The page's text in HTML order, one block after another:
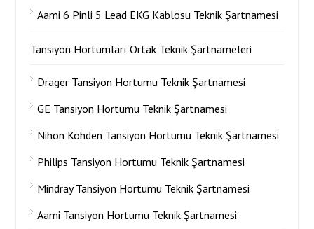
Aami 6 Pinli 5 Lead EKG Kablosu Teknik Şartnamesi
Tansiyon Hortumları Ortak Teknik Şartnameleri
Drager Tansiyon Hortumu Teknik Şartnamesi
GE Tansiyon Hortumu Teknik Şartnamesi
Nihon Kohden Tansiyon Hortumu Teknik Şartnamesi
Philips Tansiyon Hortumu Teknik Şartnamesi
Mindray Tansiyon Hortumu Teknik Şartnamesi
Aami Tansiyon Hortumu Teknik Şartnamesi